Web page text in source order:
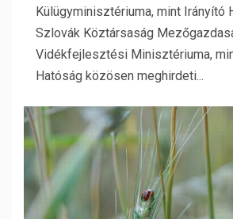
Külügyminisztériuma, mint Irányító
Szlovák Köztársaság
Vidékfejlesztési Minisztériuma,
Hatóság közösen meghirdeti...